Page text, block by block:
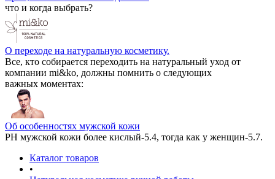
что и когда выбрать?
О переходе на натуральную косметику.
Все, кто собирается переходить на натуральный уход от
компании mi&ko, должны помнить о следующих
важных моментах:
Об особенностях мужской кожи
РН мужской кожи более кислый-5.4, тогда как у женщин-5.7.
Каталог товаров
•